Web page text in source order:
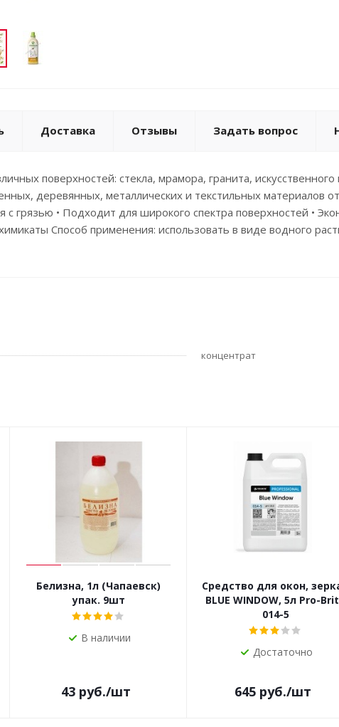
Доставка Отзывы Задать вопрос
поверхностей: стекла, мрамора, гранита,
деревянных, металлических и текстильных материалов
с грязью • Подходит для широкого спектра поверхностей •
Способ применения: использовать в виде водного
концентрат
Белизна, 1л (Чапаевск)
упак. 9шт
В наличии
43 руб./шт
Средство для окон,
BLUE WINDOW, 5л Pro-
014-5
Достаточно
645 руб./шт